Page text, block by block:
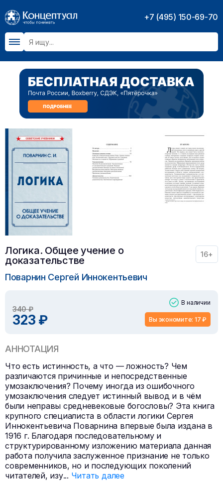
+7 (495) 150-69-70
Логика. Общее учение о
доказательстве
16+
Поварнин Сергей Иннокентьевич
340 ₽
323 ₽
В наличии
Вы экономите: 17 ₽
АННОТАЦИЯ
Что есть истинность, а что — ложность? Чем
различаются причинные и непосредственные
умозаключения? Почему иногда из ошибочного
умозаключения следует истинный вывод и в чём
были неправы средневековые богословы? Эта книга
крупного специалиста в области логики Сергея
Иннокентьевича Поварнина впервые была издана в
1916 г. Благодаря последовательному и
структурированному изложению материала данная
работа получила заслуженное признание не только
современников, но и последующих поколений
читателей, изу... Читать далее